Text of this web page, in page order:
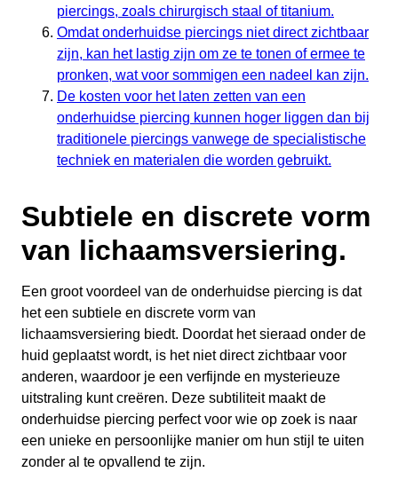
piercings, zoals chirurgisch staal of titanium.
Omdat onderhuidse piercings niet direct zichtbaar
zijn, kan het lastig zijn om ze te tonen of ermee te
pronken, wat voor sommigen een nadeel kan zijn.
De kosten voor het laten zetten van een
onderhuidse piercing kunnen hoger liggen dan bij
traditionele piercings vanwege de specialistische
techniek en materialen die worden gebruikt.
Subtiele en discrete vorm
van lichaamsversiering.
Een groot voordeel van de onderhuidse piercing is dat
het een subtiele en discrete vorm van
lichaamsversiering biedt. Doordat het sieraad onder de
huid geplaatst wordt, is het niet direct zichtbaar voor
anderen, waardoor je een verfijnde en mysterieuze
uitstraling kunt creëren. Deze subtiliteit maakt de
onderhuidse piercing perfect voor wie op zoek is naar
een unieke en persoonlijke manier om hun stijl te uiten
zonder al te opvallend te zijn.